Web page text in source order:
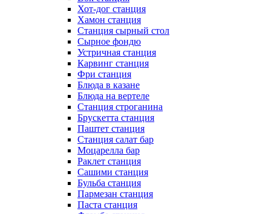
Хот-дог станция
Хамон станция
Станция сырный стол
Сырное фондю
Устричная станция
Карвинг станция
Фри станция
Блюда в казане
Блюда на вертеле
Станция строганина
Брускетта станция
Паштет станция
Станция салат бар
Моцарелла бар
Раклет станция
Сашими станция
Бульба станция
Пармезан станция
Паста станция